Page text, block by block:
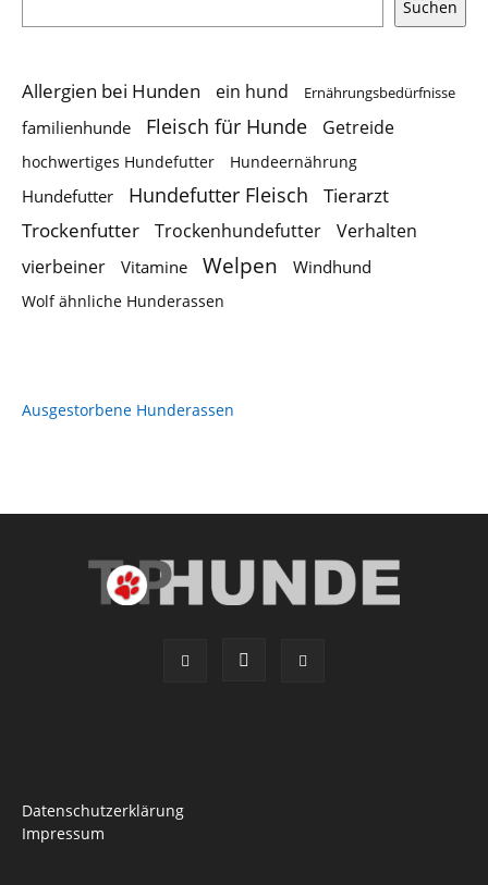
Suchen
Allergien bei Hunden ein hund Ernährungsbedürfnisse
familienhunde Fleisch für Hunde Getreide
hochwertiges Hundefutter Hundeernährung
Hundefutter Hundefutter Fleisch
Tierarzt
Trockenfutter
Trockenhundefutter
Verhalten
vierbeiner
Vitamine Welpen Windhund
Wolf ähnliche Hunderassen
Ausgestorbene Hunderassen
Datenschutzerklärung
Impressum